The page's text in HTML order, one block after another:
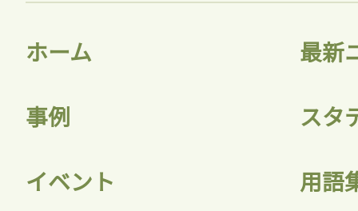
ホーム 最新
事例 スタ
イベント 用語